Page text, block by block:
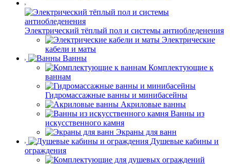
Электрический тёплый пол и системы антиобледенения
Электрические
кабели и маты
Ванны
Комплектующие к
ваннам
Гидромассажные ванны и минибасейны
Акриловые ванны
Ванны из
искусственного камня
Экраны для ванн
Душевые кабины и
ограждения